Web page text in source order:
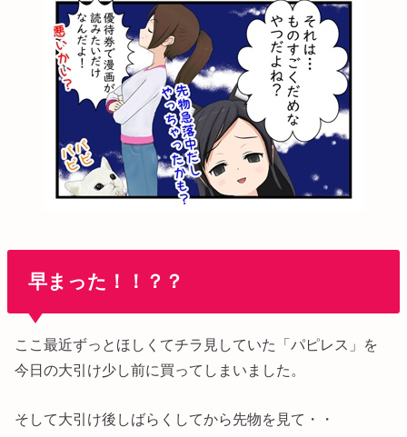
早まった！！？？
ここ最近ずっとほしくてチラ見していた「パピレス」を
今日の大引け少し前に買ってしまいました。
そして大引け後しばらくしてから先物を見て・・